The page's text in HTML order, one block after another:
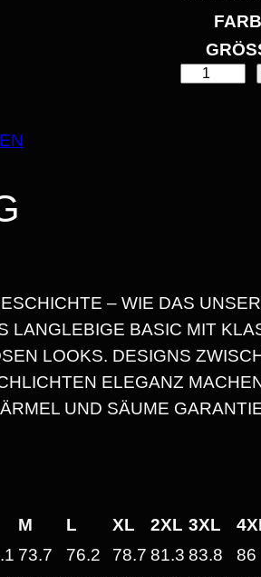
O
H
N
E
H
I
S
– WIE DAS
LANGLEBIGE BASIC MIT
LOOKS. DESIGNS
ELEGANZ
UND SÄUME
M L XL 2XL 3XL
73.7 76.2 78.7 81.3 83.8 86